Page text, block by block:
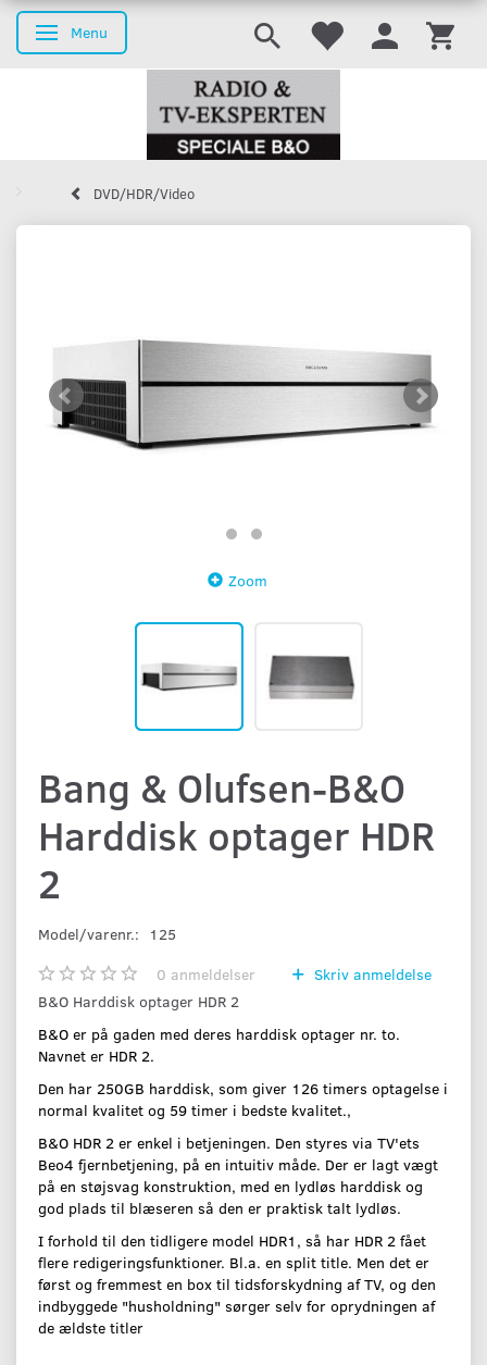
Skifte navigation
Menu
DVD/HDR/Video
Zoom
Bang & Olufsen-B&O
Harddisk optager HDR
2
Model/varenr.:
125
0 anmeldelser
Skriv anmeldelse
B&O Harddisk optager HDR 2
B&O er på gaden med deres harddisk optager nr. to.
Navnet er HDR 2.
Den har 250GB harddisk, som giver 126 timers optagelse i
normal kvalitet og 59 timer i bedste kvalitet.,
B&O HDR 2 er enkel i betjeningen. Den styres via TV'ets
Beo4 fjernbetjening, på en intuitiv måde. Der er lagt vægt
på en støjsvag konstruktion, med en lydløs harddisk og
god plads til blæseren så den er praktisk talt lydløs.
I forhold til den tidligere model HDR1, så har HDR 2 fået
flere redigeringsfunktioner. Bl.a. en split title. Men det er
først og fremmest en box til tidsforskydning af TV, og den
indbyggede "husholdning" sørger selv for oprydningen af
de ældste titler